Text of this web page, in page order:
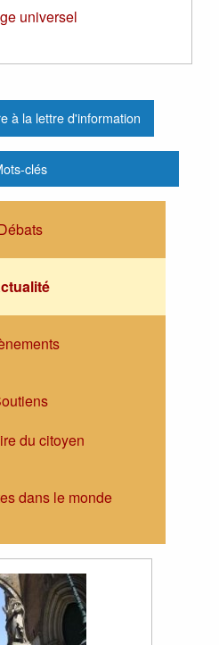
universel
à la lettre d'information
clés
du citoyen
dans le monde